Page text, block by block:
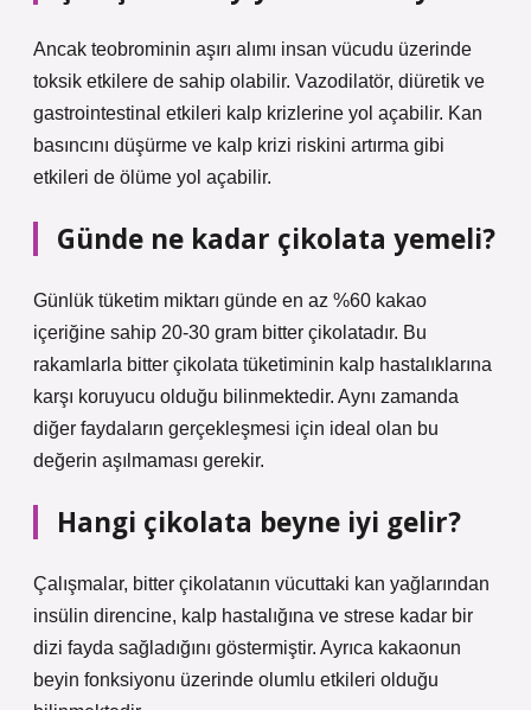
Ancak teobrominin aşırı alımı insan vücudu üzerinde
toksik etkilere de sahip olabilir. Vazodilatör, diüretik ve
gastrointestinal etkileri kalp krizlerine yol açabilir. Kan
basıncını düşürme ve kalp krizi riskini artırma gibi
etkileri de ölüme yol açabilir.
Günde ne kadar çikolata yemeli?
Günlük tüketim miktarı günde en az %60 kakao
içeriğine sahip 20-30 gram bitter çikolatadır. Bu
rakamlarla bitter çikolata tüketiminin kalp hastalıklarına
karşı koruyucu olduğu bilinmektedir. Aynı zamanda
diğer faydaların gerçekleşmesi için ideal olan bu
değerin aşılmaması gerekir.
Hangi çikolata beyne iyi gelir?
Çalışmalar, bitter çikolatanın vücuttaki kan yağlarından
insülin direncine, kalp hastalığına ve strese kadar bir
dizi fayda sağladığını göstermiştir. Ayrıca kakaonun
beyin fonksiyonu üzerinde olumlu etkileri olduğu